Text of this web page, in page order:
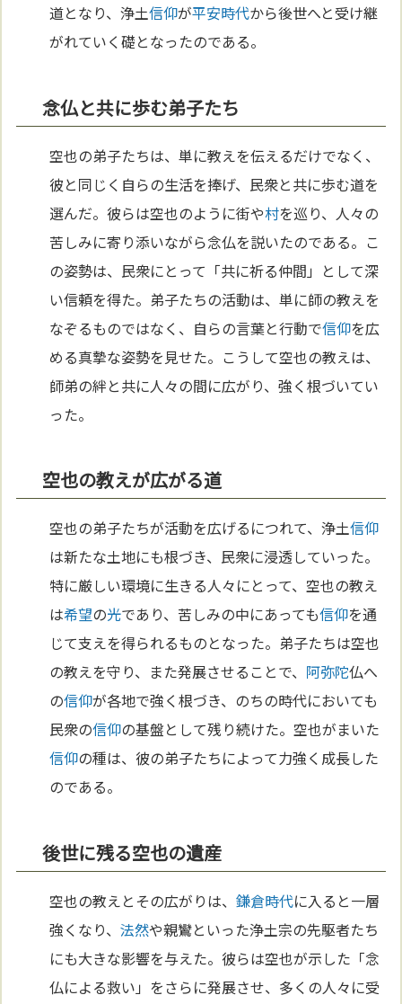
道となり、浄土信仰が平安時代から後世へと受け継
がれていく礎となったのである。
念仏と共に歩む弟子たち
空也の弟子たちは、単に教えを伝えるだけでなく、
彼と同じく自らの生活を捧げ、民衆と共に歩む道を
選んだ。彼らは空也のように街や村を巡り、人々の
苦しみに寄り添いながら念仏を説いたのである。こ
の姿勢は、民衆にとって「共に祈る仲間」として深
い信頼を得た。弟子たちの活動は、単に師の教えを
なぞるものではなく、自らの言葉と行動で信仰を広
める真摯な姿勢を見せた。こうして空也の教えは、
師弟の絆と共に人々の間に広がり、強く根づいてい
った。
空也の教えが広がる道
空也の弟子たちが活動を広げるにつれて、浄土信仰
は新たな土地にも根づき、民衆に浸透していった。
特に厳しい環境に生きる人々にとって、空也の教え
は希望の光であり、苦しみの中にあっても信仰を通
じて支えを得られるものとなった。弟子たちは空也
の教えを守り、また発展させることで、 阿弥陀仏へ
の信仰が各地で強く根づき、のちの時代においても
民衆の信仰の基盤として残り続けた。空也がまいた
信仰の種は、彼の弟子たちによって力強く成長した
のである。
後世に残る空也の遺産
空也の教えとその広がりは、鎌倉時代に入ると一層
強くなり、法然や親鸞といった浄土宗の先駆者たち
にも大きな影響を与えた。彼らは空也が示した「念
仏による救い」をさらに発展させ、多くの人々に受